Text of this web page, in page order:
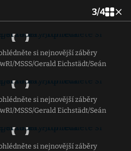
3/4
si nejnovější záběry
MSSS/Gerald Eichstädt/Seán
si nejnovější záběry
MSSS/Gerald Eichstädt/Seán
si nejnovější záběry